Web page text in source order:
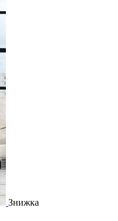
Знижка